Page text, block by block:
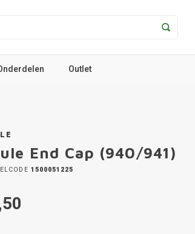
Outlet
End Cap (940/941)
1500051225